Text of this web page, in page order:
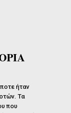
ήταν
Τα
που